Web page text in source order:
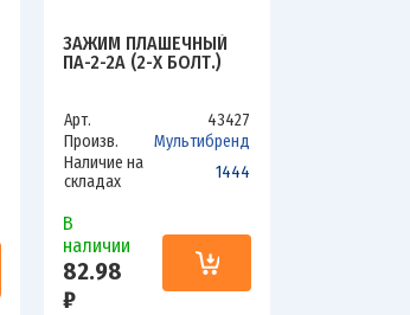
ЗАЖИМ ПЛАШЕЧНЫЙ
ПА-2-2А (2-Х БОЛТ.)
Арт.
43427
Произв.
Мультибренд
Наличие на
складах
1444
В
наличии
82.98
₽